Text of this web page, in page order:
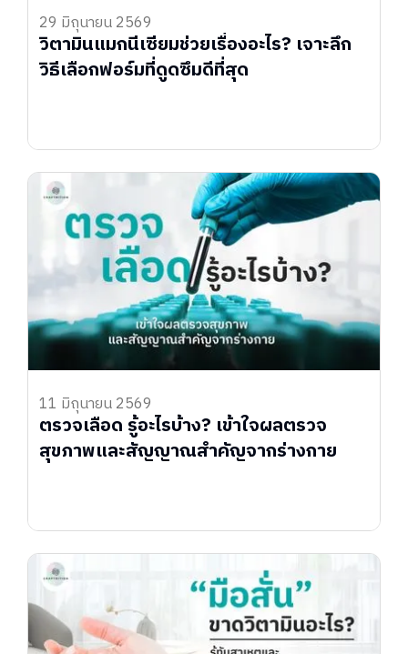
29 มิถุนายน 2569
วิตามินแมกนีเซียมช่วยเรื่องอะไร? เจาะลึก
วิธีเลือกฟอร์มที่ดูดซึมดีที่สุด
11 มิถุนายน 2569
ตรวจเลือด รู้อะไรบ้าง? เข้าใจผลตรวจ
สุขภาพและสัญญาณสำคัญจากร่างกาย